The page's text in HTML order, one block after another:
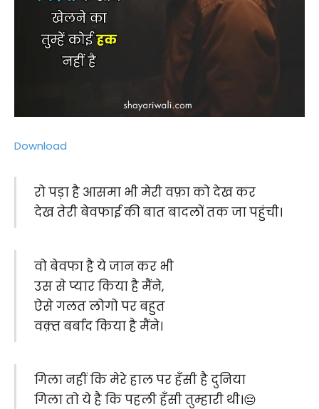
Download
रो पड़ा है आसमा भी मेरी वफ़ा को देख कर
देख तेरी बेवफाई की बात बादलों तक जा पहुंची।
वो बेवफा है ये जान कर भी
उस से प्यार किया है मैंने,
ऐसे गलत लोगो पर बहुत
वक़्त बर्बाद किया है मैंने।
गिला नहीं कि मेरे हाल पर हँसी है दुनिया
गिला तो ये है कि पहली हँसी तुम्हारी थी।😔